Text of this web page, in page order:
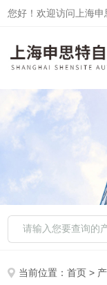
您好！欢迎访问上海申
当前位置：首页 >